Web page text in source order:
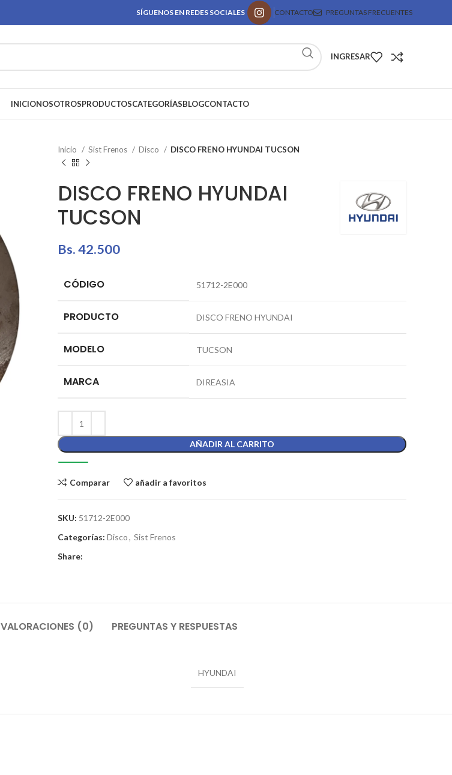
SÍGUENOS EN REDES SOCIALES CONTACTO PREGUNTAS FRECUENTES
INGRESAR
INICIONOSOTROSPRODUCTOSCATEGORÍASBLOGCONTACTO
Inicio Sist Frenos Disco DISCO FRENO HYUNDAI TUCSON
DISCO FRENO HYUNDAI
TUCSON
Bs.42.500
CÓDIGO 51712-2E000
PRODUCTO DISCO FRENO HYUNDAI
MODELO TUCSON
MARCA DIREASIA
AÑADIR AL CARRITO
Comparar añadir a favoritos
SKU: 51712-2E000
Categorías: Disco, Sist Frenos
Share:
VALORACIONES (0) PREGUNTAS Y RESPUESTAS
HYUNDAI